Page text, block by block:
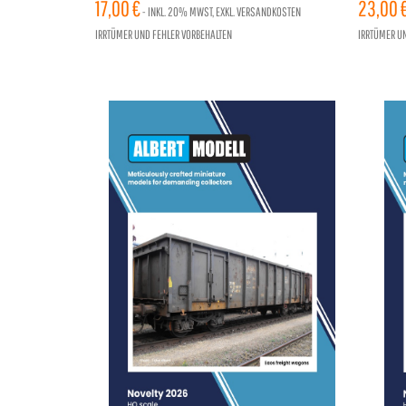
17,00 €- INKL.20% MWST, EXKL. VERSANDKOSTEN
IRRTÜMER UND FEHLER VORBEHALTEN
96
23,00
IRRTÜMER